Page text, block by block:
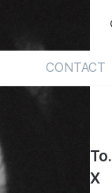
CONTACT
To.
X